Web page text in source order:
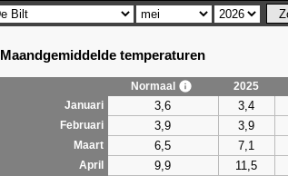
Maandgemiddelde temperaturen
Normaal 2025
Januari
3,6 3,4
Februari 3,9 3,9
Maart 6,5 7,1
April 9,9 11,5